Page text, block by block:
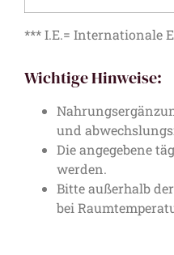
*** I.E.= Internationale
Wichtige Hinweise:
und
Die angegebene
werden.
Bitte außerhalb
bei